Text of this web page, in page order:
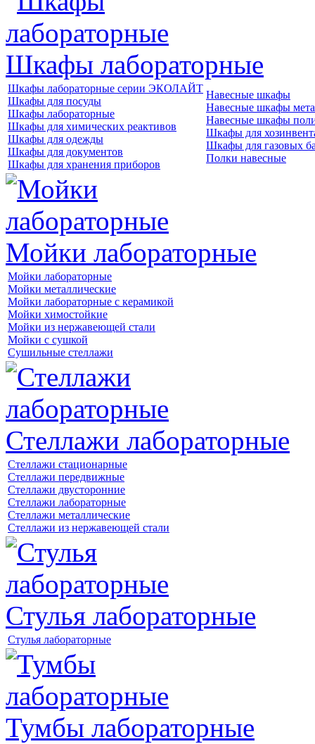
Шкафы лабораторные
Шкафы лабораторные серии ЭКОЛАЙТ
Шкафы для посуды
Шкафы лабораторные
Шкафы для химических реактивов
Шкафы для одежды
Шкафы для документов
Шкафы для хранения приборов
Навесные шкафы
Навесные шкафы
Навесные шкафы
Шкафы для
Шкафы для газовых
Полки навесные
Мойки лабораторные
Мойки лабораторные
Мойки металлические
Мойки лабораторные с керамикой
Мойки химостойкие
Мойки из нержавеющей стали
Мойки с сушкой
Сушильные стеллажи
Стеллажи лабораторные
Стеллажи стационарные
Стеллажи передвижные
Стеллажи двусторонние
Стеллажи лабораторные
Стеллажи металлические
Стеллажи из нержавеющей стали
Стулья лабораторные
Стулья лабораторные
Тумбы лабораторные